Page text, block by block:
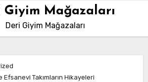
Giyim Mağazaları
Deri Giyim Mağazaları
Takımların Hikayeleri